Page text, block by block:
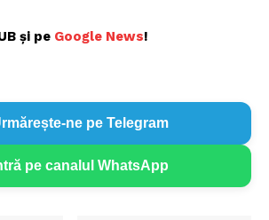
Un proiect
HOUSE ROMÂNIA
și pe Google News!
ne pe Telegram
pe canalul WhatsApp